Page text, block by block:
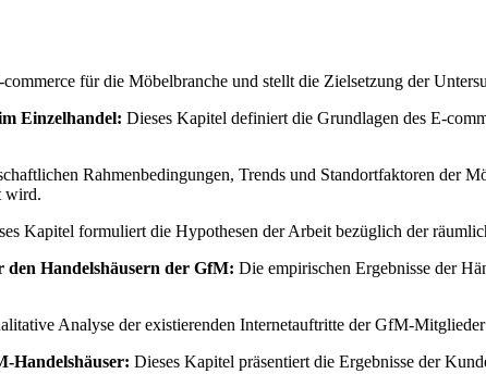
für die Möbelbranche und stellt die Zielsetzung der
Einzelhandel: Dieses Kapitel definiert die Grundlagen des E-
Rahmenbedingungen, Trends und Standortfaktoren der
wird.
Kapitel formuliert die Hypothesen der Arbeit bezüglich der
Handelshäusern der GfM: Die empirischen Ergebnisse der
Analyse der existierenden Internetauftritte der GfM-
Handelshäuser: Dieses Kapitel präsentiert die Ergebnisse der